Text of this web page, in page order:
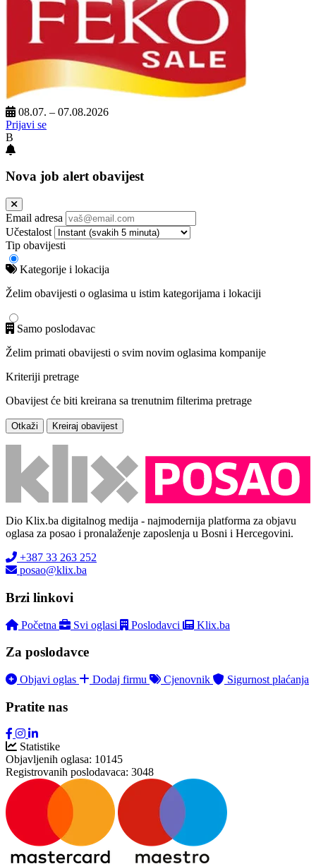
08.07. – 07.08.2026
Prijavi se
B
Nova job alert obavijest
Email adresa
Učestalost
Tip obavijesti
Kategorije i lokacija
Želim obavijesti o oglasima u istim kategorijama i lokaciji
Samo poslodavac
Želim primati obavijesti o svim novim oglasima kompanije
Kriteriji pretrage
Obavijest će biti kreirana sa trenutnim filterima pretrage
Otkaži Kreiraj obavijest
Dio Klix.ba digitalnog medija - najmodernija platforma za objavu
oglasa za posao i pronalaženje zaposlenja u Bosni i Hercegovini.
+387 33 263 252
posao@klix.ba
Brzi linkovi
Početna Svi oglasi Poslodavci Klix.ba
Za poslodavce
Objavi oglas Dodaj firmu Cjenovnik Sigurnost plaćanja
Pratite nas
Statistike
Objavljenih oglasa: 10145
Registrovanih poslodavaca: 3048